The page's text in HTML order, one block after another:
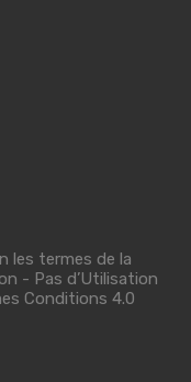
les termes de la
- Pas d’Utilisation
Conditions 4.0